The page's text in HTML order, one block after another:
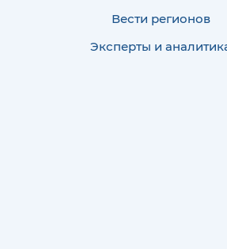
Вести регионов
Эксперты и